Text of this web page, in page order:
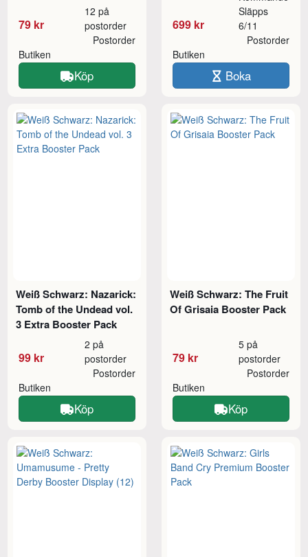
79 kr
12 på
postorder
Butiken
Postorder
Köp
699 kr
Släpps
6/11
Butiken
Postorder
Boka
Weiß Schwarz: Nazarick:
Tomb of the Undead vol.
3 Extra Booster Pack
99 kr
2 på
postorder
Butiken
Postorder
Köp
Weiß Schwarz: The Fruit
Of Grisaia Booster Pack
79 kr
5 på
postorder
Butiken
Postorder
Köp